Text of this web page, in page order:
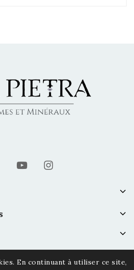
En continuant à utiliser ce site,